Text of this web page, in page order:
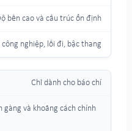
bền cao và cấu trúc ổn định
công nghiệp, lối đi, bậc thang
Chỉ dành cho báo chí
gàng và khoảng cách chính